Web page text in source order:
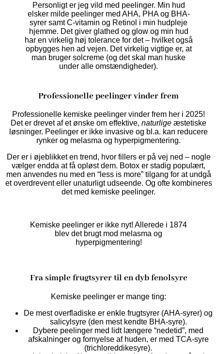
Personligt er jeg vild med peelinger. Min hud
elsker milde peelinger med AHA, PHA og BHA-
syrer samt C-vitamin og Retinol i min hudpleje
hjemme. Det giver glathed og glow og min hud
har en virkelig høj tolerance for det – hvilket også
opbygges hen ad vejen. Det virkelig vigtige er, at
man bruger solcreme (og det skal man huske
under alle omstændigheder).
Professionelle peelinger vinder frem
Professionelle kemiske peelinger vinder frem her i 2025!
Det er drevet af et ønske om effektive, naturlige æstetiske
løsninger. Peelinger er ikke invasive og bl.a. kan reducere
rynker og melasma og hyperpigmentering.
Der er i øjeblikket en trend, hvor fillers er på vej ned – nogle
vælger endda at få opløst dem. Botox er stadig populært,
men anvendes nu med en “less is more” tilgang for at undgå
et overdrevent eller unaturligt udseende. Og ofte kombineres
det med kemiske peelinger.
Kemiske peelinger er ikke nyt! Allerede i 1874
blev det brugt mod melasma og
hyperpigmentering!
Fra simple frugtsyrer til en dyb fenolsyre
Kemiske peelinger er mange ting:
De mest overfladiske er enkle frugtsyrer (AHA-syrer) og
salicylsyre (den mest kendte BHA-syre).
Dybere peelinger med lidt længere “nedetid”, med
afskalninger og fornyelse af huden, er med TCA-syre
(trichloreddikesyre).